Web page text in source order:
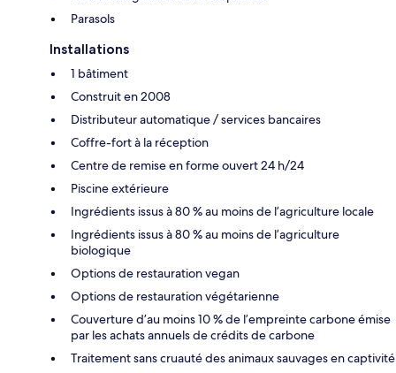
Parasols
Installations
1 bâtiment
Construit en 2008
Distributeur automatique / services bancaires
Coffre-fort à la réception
Centre de remise en forme ouvert 24 h/24
Piscine extérieure
Ingrédients issus à 80 % au moins de l’agriculture locale
Ingrédients issus à 80 % au moins de l’agriculture
biologique
Options de restauration vegan
Options de restauration végétarienne
Couverture d’au moins 10 % de l’empreinte carbone émise
par les achats annuels de crédits de carbone
Traitement sans cruauté des animaux sauvages en captivité